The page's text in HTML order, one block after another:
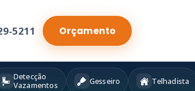
5211 Orçamento
Detecção
Vazamentos
Gesseiro Telhadista